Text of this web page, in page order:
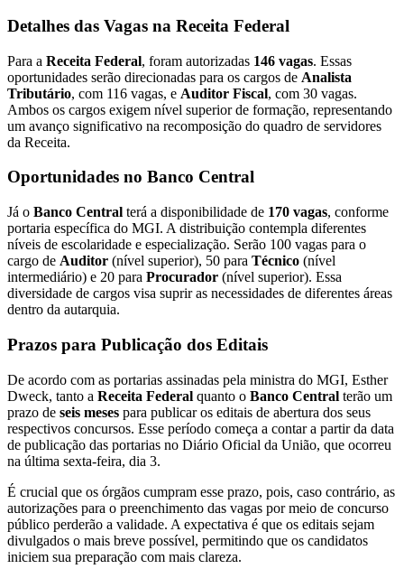
Detalhes das Vagas na Receita Federal
Para a Receita Federal, foram autorizadas 146 vagas. Essas
oportunidades serão direcionadas para os cargos de Analista
Tributário, com 116 vagas, e Auditor Fiscal, com 30 vagas.
Ambos os cargos exigem nível superior de formação, representando
um avanço significativo na recomposição do quadro de servidores
da Receita.
Oportunidades no Banco Central
Já o Banco Central terá a disponibilidade de 170 vagas, conforme
portaria específica do MGI. A distribuição contempla diferentes
níveis de escolaridade e especialização. Serão 100 vagas para o
cargo de Auditor (nível superior), 50 para Técnico (nível
intermediário) e 20 para Procurador (nível superior). Essa
diversidade de cargos visa suprir as necessidades de diferentes áreas
dentro da autarquia.
Prazos para Publicação dos Editais
De acordo com as portarias assinadas pela ministra do MGI, Esther
Dweck, tanto a Receita Federal quanto o Banco Central terão um
prazo de seis meses para publicar os editais de abertura dos seus
respectivos concursos. Esse período começa a contar a partir da data
de publicação das portarias no Diário Oficial da União, que ocorreu
na última sexta-feira, dia 3.
É crucial que os órgãos cumpram esse prazo, pois, caso contrário, as
autorizações para o preenchimento das vagas por meio de concurso
público perderão a validade. A expectativa é que os editais sejam
divulgados o mais breve possível, permitindo que os candidatos
iniciem sua preparação com mais clareza.